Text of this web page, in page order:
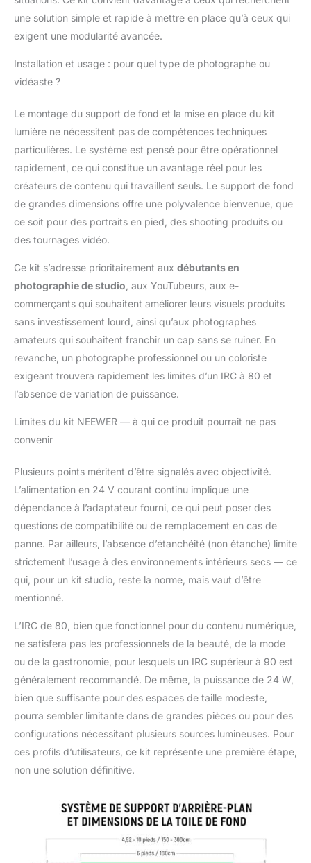
une solution simple et rapide à mettre en place qu’à ceux qui
exigent une modularité avancée.
Installation et usage : pour quel type de photographe ou
vidéaste ?
Le montage du support de fond et la mise en place du kit
lumière ne nécessitent pas de compétences techniques
particulières. Le système est pensé pour être opérationnel
rapidement, ce qui constitue un avantage réel pour les
créateurs de contenu qui travaillent seuls. Le support de fond
de grandes dimensions offre une polyvalence bienvenue, que
ce soit pour des portraits en pied, des shooting produits ou
des tournages vidéo.
Ce kit s’adresse prioritairement aux débutants en
photographie de studio , aux YouTubeurs, aux e-
commerçants qui souhaitent améliorer leurs visuels produits
sans investissement lourd, ainsi qu’aux photographes
amateurs qui souhaitent franchir un cap sans se ruiner. En
revanche, un photographe professionnel ou un coloriste
exigeant trouvera rapidement les limites d’un IRC à 80 et
l’absence de variation de puissance.
Limites du kit NEEWER — à qui ce produit pourrait ne pas
convenir
Plusieurs points méritent d’être signalés avec objectivité.
L’alimentation en 24 V courant continu implique une
dépendance à l’adaptateur fourni, ce qui peut poser des
questions de compatibilité ou de remplacement en cas de
panne. Par ailleurs, l’absence d’étanchéité (non étanche) limite
strictement l’usage à des environnements intérieurs secs — ce
qui, pour un kit studio, reste la norme, mais vaut d’être
mentionné.
L’IRC de 80, bien que fonctionnel pour du contenu numérique,
ne satisfera pas les professionnels de la beauté, de la mode
ou de la gastronomie, pour lesquels un IRC supérieur à 90 est
généralement recommandé. De même, la puissance de 24 W,
bien que suffisante pour des espaces de taille modeste,
pourra sembler limitante dans de grandes pièces ou pour des
configurations nécessitant plusieurs sources lumineuses. Pour
ces profils d’utilisateurs, ce kit représente une première étape,
non une solution définitive.